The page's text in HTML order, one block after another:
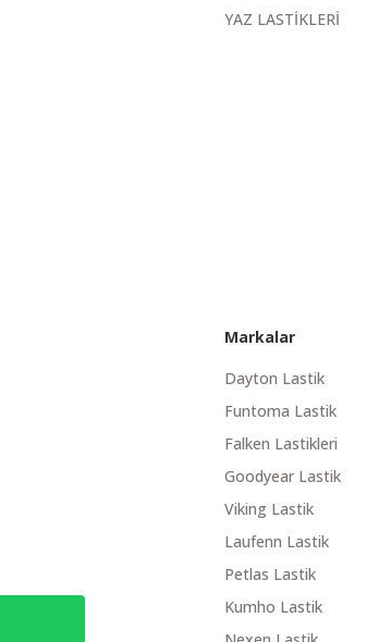
YAZ LASTİKLERİ
Markalar
Dayton Lastik
Funtoma Lastik
Falken Lastikleri
Goodyear Lastik
Viking Lastik
Laufenn Lastik
Petlas Lastik
Kumho Lastik